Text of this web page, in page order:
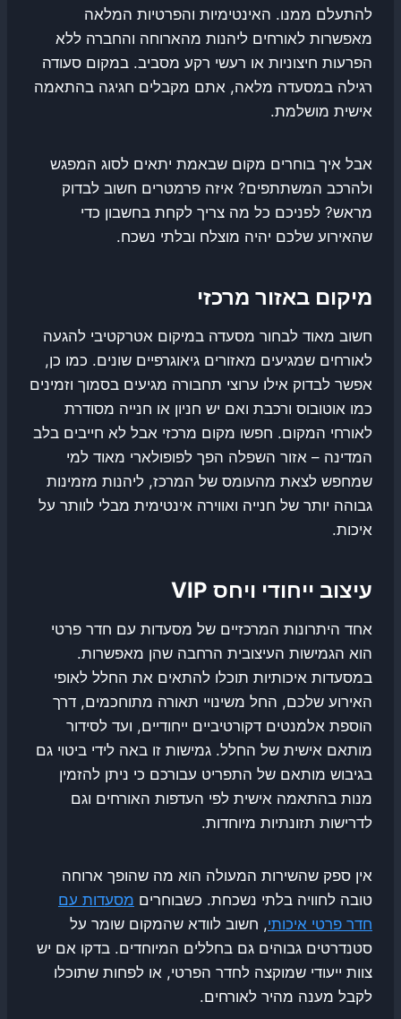
להתעלם ממנו. האינטימיות והפרטיות המלאה
מאפשרות לאורחים ליהנות מהארוחה והחברה ללא
הפרעות חיצוניות או רעשי רקע מסביב. במקום סעודה
רגילה במסעדה מלאה, אתם מקבלים חגיגה בהתאמה
אישית מושלמת.
אבל איך בוחרים מקום שבאמת יתאים לסוג המפגש
ולהרכב המשתתפים? איזה פרמטרים חשוב לבדוק
מראש? לפניכם כל מה צריך לקחת בחשבון כדי
שהאירוע שלכם יהיה מוצלח ובלתי נשכח.
מיקום באזור מרכזי
חשוב מאוד לבחור מסעדה במיקום אטרקטיבי להגעה
לאורחים שמגיעים מאזורים גיאוגרפיים שונים. כמו כן,
אפשר לבדוק אילו ערוצי תחבורה מגיעים בסמוך וזמינים
כמו אוטובוס ורכבת ואם יש חניון או חנייה מסודרת
לאורחי המקום. חפשו מקום מרכזי אבל לא חייבים בלב
המדינה – אזור השפלה הפך לפופולארי מאוד למי
שמחפש לצאת מהעומס של המרכז, ליהנות מזמינות
גבוהה יותר של חנייה ואווירה אינטימית מבלי לוותר על
איכות.
עיצוב ייחודי ויחס VIP
אחד היתרונות המרכזיים של מסעדות עם חדר פרטי
הוא הגמישות העיצובית הרחבה שהן מאפשרות.
במסעדות איכותיות תוכלו להתאים את החלל לאופי
האירוע שלכם, החל משינויי תאורה מתוחכמים, דרך
הוספת אלמנטים דקורטיביים ייחודיים, ועד לסידור
מותאם אישית של החלל. גמישות זו באה לידי ביטוי גם
בגיבוש מותאם של התפריט עבורכם כי ניתן להזמין
מנות בהתאמה אישית לפי העדפות האורחים וגם
לדרישות תזונתיות מיוחדות.
אין ספק שהשירות המעולה הוא מה שהופך ארוחה
טובה לחוויה בלתי נשכחת. כשבוחרים מסעדות עם
חדר פרטי איכותי, חשוב לוודא שהמקום שומר על
סטנדרטים גבוהים גם בחללים המיוחדים. בדקו אם יש
צוות ייעודי שמוקצה לחדר הפרטי, או לפחות שתוכלו
לקבל מענה מהיר לאורחים.